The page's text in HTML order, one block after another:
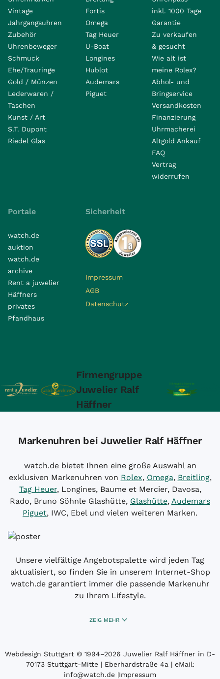
Vintage
Jahrgangsuhren
Zubehör
Uhrenbeweger
Schmuck
Ehe/Trauringe
Gold / Münzen
Lederwaren /
Taschen
Kunst / Art
S.T. Dupont
Riedel Glas
Fortis
Omega
Tag Heuer
U-Boat
Longines
Hublot
Audemars
Piguet
inkl. 1000 Tage
Garantie
Zu verkaufen
& gesucht
Wie alt ist
meine Rolex?
Abhol- und
Bringservice
Versandkosten
Finanzierung
Uhrmacherei
Altgold Ankauf
FAQ
Vertrag
widerrufen
Portale
watch.de
auktion
watch.de
archive
Rent a juwelier
Häffners
privates
Pfandhaus
Sicherheit
Impressum
AGB
Datenschutz
Firmengruppe
Juwelier Ralf
Häffner
Markenuhren bei Juwelier Ralf Häffner
watch.de bietet Ihnen eine große Auswahl an
exklusiven Markenuhren von Rolex, Omega, Breitling,
Tag Heuer, Longines, Baume et Mercier, Davosa,
Rado, Bruno Söhnle Glashütte, Glashütte, Audemars
Piguet, IWC, Ebel und vielen weiteren Marken.
Unsere vielfältige Angebotspalette wird jeden Tag
aktualisiert, so finden Sie in unserem Internet-Shop
watch.de garantiert immer die passende Markenuhr
zu Ihrem Lifestyle.
ZEIG MEHR
Webdesign Stuttgart © 1994­–2026 Juwelier Ralf Häffner in D-
70173 Stuttgart-Mitte | Eberhardstraße 4a | eMail:
info@watch.de |Impressum